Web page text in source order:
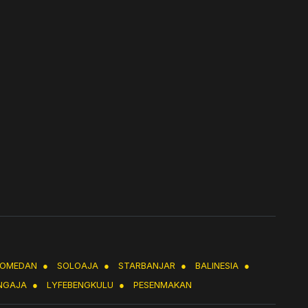
● SOLOAJA ● STARBANJAR ● BALINESIA ●
● LYFEBENGKULU ● PESENMAKAN